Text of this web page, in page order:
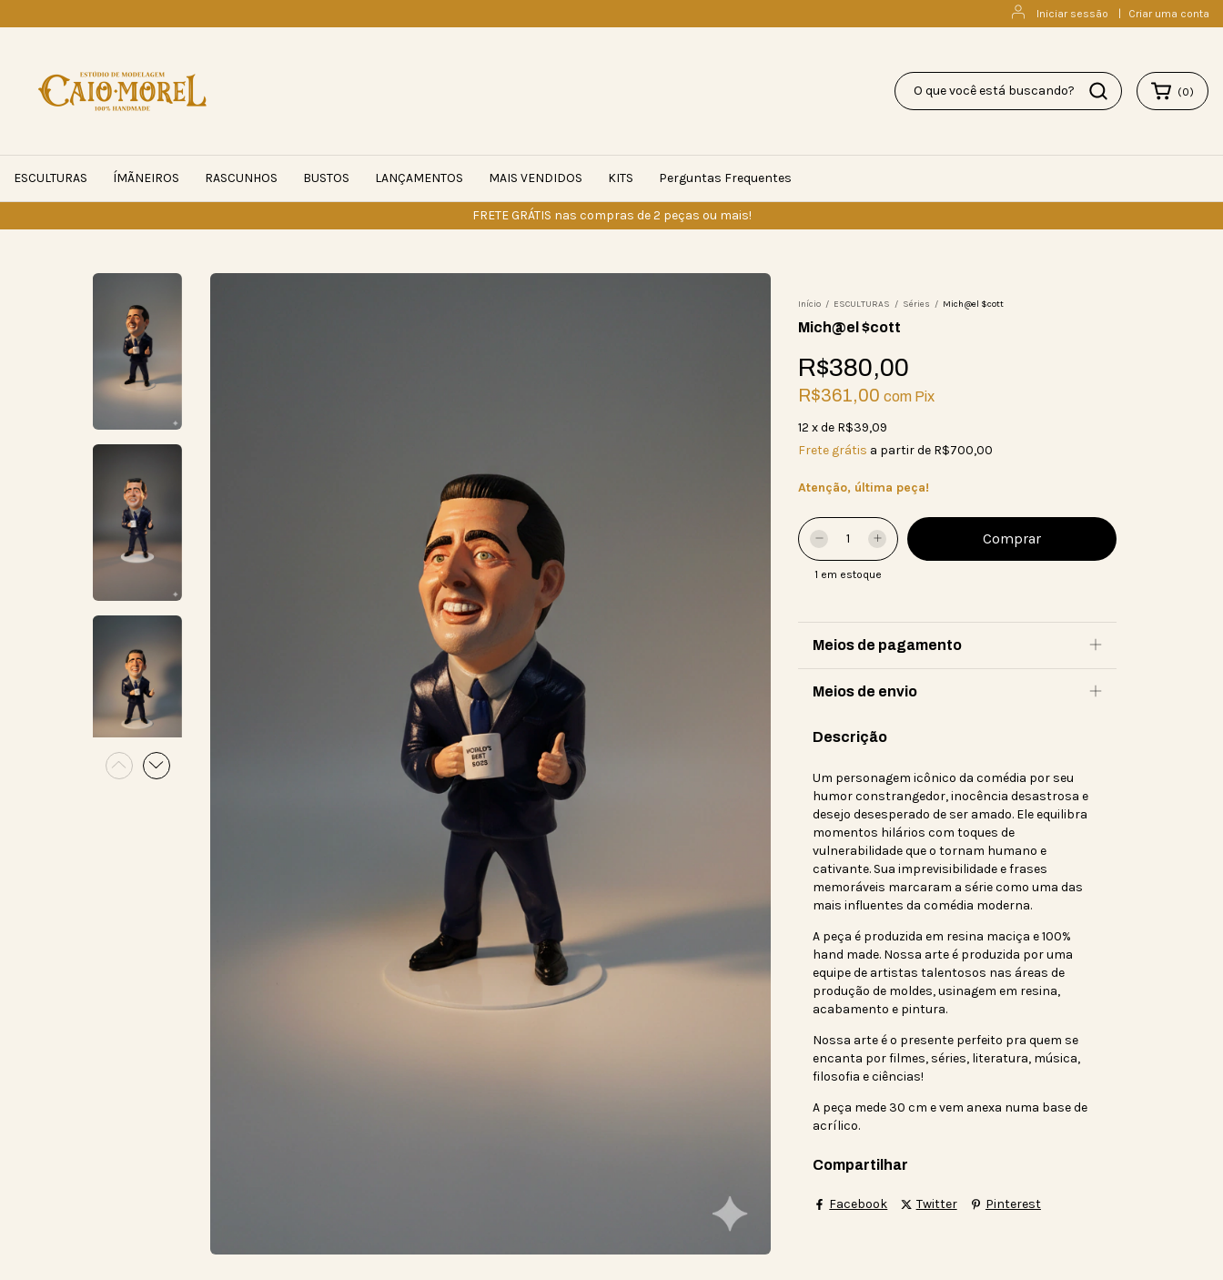
Iniciar sessão Criar uma conta
FRETE GRÁTIS nas compras de 2 peças ou mais!
(0)
ESCULTURAS ÍMÃNEIROS RASCUNHOS BUSTOS LANÇAMENTOS MAIS VENDIDOS KITS Perguntas Frequentes
Início / ESCULTURAS / Séries / Mich@el $cott
Mich@el $cott
R$380,00
R$361,00 com Pix
12 xde R$39,09
Frete grátis a partir de R$700,00
Atenção, última peça!
1 em estoque
Meios de pagamento
Meios de envio
Descrição
Um personagem icônico da comédia por seu
humor constrangedor, inocência desastrosa e
desejo desesperado de ser amado. Ele equilibra
momentos hilários com toques de
vulnerabilidade que o tornam humano e
cativante. Sua imprevisibilidade e frases
memoráveis marcaram a série como uma das
mais influentes da comédia moderna.
A peça é produzida em resina maciça e 100%
hand made. Nossa arte é produzida por uma
equipe de artistas talentosos nas áreas de
produção de moldes, usinagem em resina,
acabamento e pintura.
Nossa arte é o presente perfeito pra quem se
encanta por filmes, séries, literatura, música,
filosofia e ciências!
A peça mede 30 cm e vem anexa numa base de
acrílico.
Compartilhar
Facebook Twitter Pinterest